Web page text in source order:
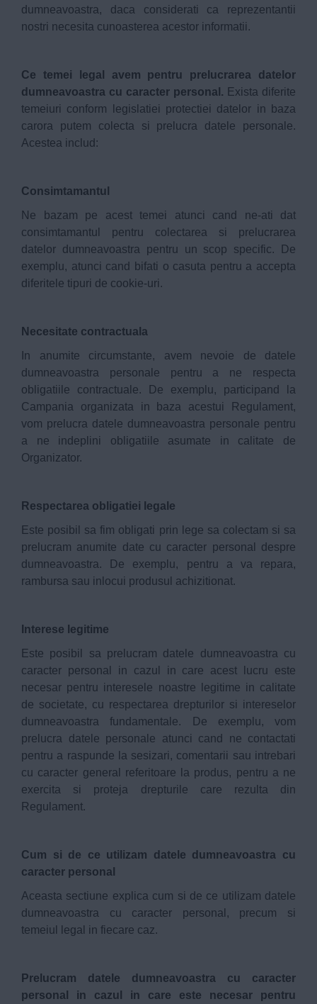
dumneavoastra, daca considerati ca reprezentantii
nostri necesita cunoasterea acestor informatii.
Ce temei legal avem pentru prelucrarea datelor
dumneavoastra cu caracter personal. Exista diferite
temeiuri conform legislatiei protectiei datelor in baza
carora putem colecta si prelucra datele personale.
Acestea includ:
Consimtamantul
Ne bazam pe acest temei atunci cand ne-ati dat
consimtamantul pentru colectarea si prelucrarea
datelor dumneavoastra pentru un scop specific. De
exemplu, atunci cand bifati o casuta pentru a accepta
diferitele tipuri de cookie-uri.
Necesitate contractuala
In anumite circumstante, avem nevoie de datele
dumneavoastra personale pentru a ne respecta
obligatiile contractuale. De exemplu, participand la
Campania organizata in baza acestui Regulament,
vom prelucra datele dumneavoastra personale pentru
a ne indeplini obligatiile asumate in calitate de
Organizator.
Respectarea obligatiei legale
Este posibil sa fim obligati prin lege sa colectam si sa
prelucram anumite date cu caracter personal despre
dumneavoastra. De exemplu, pentru a va repara,
rambursa sau inlocui produsul achizitionat.
Interese legitime
Este posibil sa prelucram datele dumneavoastra cu
caracter personal in cazul in care acest lucru este
necesar pentru interesele noastre legitime in calitate
de societate, cu respectarea drepturilor si intereselor
dumneavoastra fundamentale. De exemplu, vom
prelucra datele personale atunci cand ne contactati
pentru a raspunde la sesizari, comentarii sau intrebari
cu caracter general referitoare la produs, pentru a ne
exercita si proteja drepturile care rezulta din
Regulament.
Cum si de ce utilizam datele dumneavoastra cu
caracter personal
Aceasta sectiune explica cum si de ce utilizam datele
dumneavoastra cu caracter personal, precum si
temeiul legal in fiecare caz.
Prelucram datele dumneavoastra cu caracter
personal in cazul in care este necesar pentru